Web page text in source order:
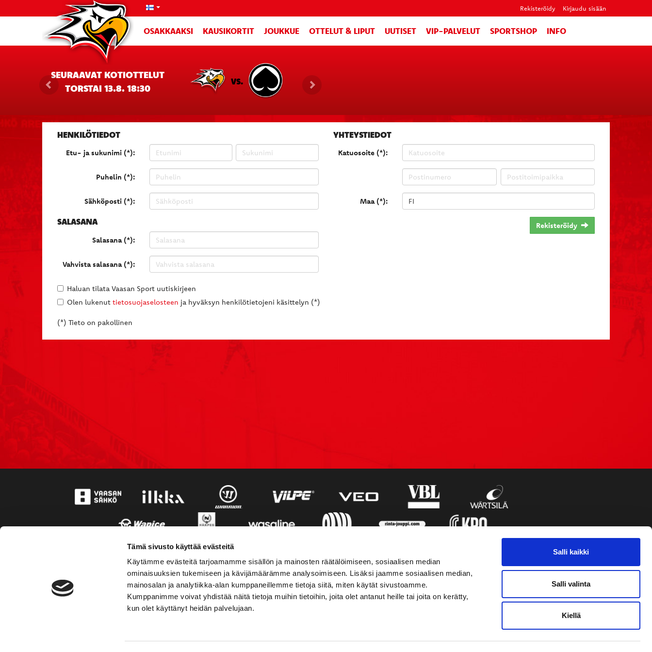
Tämä sivusto käyttää evästeitä
Käytämme evästeitä tarjoamamme sisällön ja mainosten räätälöimiseen, sosiaalisen median
ominaisuuksien tukemiseen ja kävijämäärämme analysoimiseen. Lisäksi jaamme sosiaalisen median,
mainosalan ja analytiikka-alan kumppaneillemme tietoja siitä, miten käytät sivustoamme.
Kumppanimme voivat yhdistää näitä tietoja muihin tietoihin, joita olet antanut heille tai joita on kerätty,
kun olet käyttänyt heidän palvelujaan.
Salli kaikki
Salli valinta
Kiellä
Rekisteröidy Kirjaudu sisään
OSAKKAAKSI KAUSIKORTIT JOUKKUE OTTELUT & LIPUT UUTISET VIP-PALVELUT SPORTSHOP INFO
SEURAAVAT KOTIOTTELUT
TORSTAI 13.8. 18:30
VS.
HENKILÖTIEDOT
Etu- ja sukunimi (*):
Puhelin (*):
Sähköposti (*):
SALASANA
Salasana (*):
Vahvista salasana (*):
YHTEYSTIEDOT
Katuosoite (*):
Maa (*):
Rekisteröidy
Haluan tilata Vaasan Sport uutiskirjeen
Olen lukenut tietosuojaselosteen ja hyväksyn henkilötietojeni käsittelyn (*)
(*) Tieto on pakollinen
YHTEYSTIEDOT SOSIAALINEN MEDIA VAASAN SPORT UUTISKIRJE